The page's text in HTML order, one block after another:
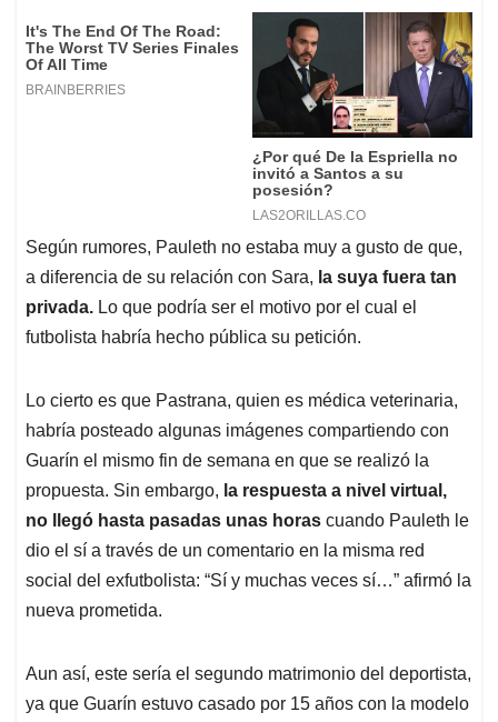
Según rumores, Pauleth no estaba muy a gusto de que,
a diferencia de su relación con Sara, la suya fuera tan
privada. Lo que podría ser el motivo por el cual el
futbolista habría hecho pública su petición.
Lo cierto es que Pastrana, quien es médica veterinaria,
habría posteado algunas imágenes compartiendo con
Guarín el mismo fin de semana en que se realizó la
propuesta. Sin embargo, la respuesta a nivel virtual,
no llegó hasta pasadas unas horas cuando Pauleth le
dio el sí a través de un comentario en la misma red
social del exfutbolista: “Sí y muchas veces sí…” afirmó la
nueva prometida.
Aun así, este sería el segundo matrimonio del deportista,
ya que Guarín estuvo casado por 15 años con la modelo